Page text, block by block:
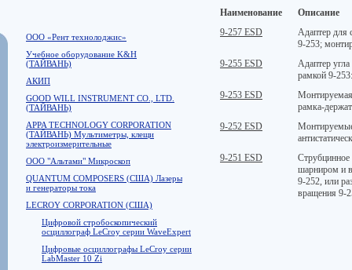
ООО «Рент технолоджис»
Учебное оборудование K&H
(ТАЙВАНЬ)
АКИП
GOOD WILL INSTRUMENT CO., LTD.
(ТАЙВАНЬ)
APPA TECHNOLOGY CORPORATION
(ТАЙВАНЬ) Мультиметры, клещи
электроизмерительные
ООО "Альтами" Микроскоп
QUANTUM COMPOSERS (США) Лазеры
и генераторы тока
LECROY CORPORATION (США)
Цифровой стробоскопический
осциллограф LeCroy серии WaveExpert
Цифровые осциллографы LeCroy серии
LabMaster 10 Zi
Наименование
Описание
9-257 ESD
Адаптер для
9-253;
9-255 ESD
Адаптер
рамкой 9-
9-253 ESD
Монтируемая
рамка-
9-252 ESD
Монтируемые
9-251 ESD
Струбцинное
шарниром и
9-252, или
вращения 9-